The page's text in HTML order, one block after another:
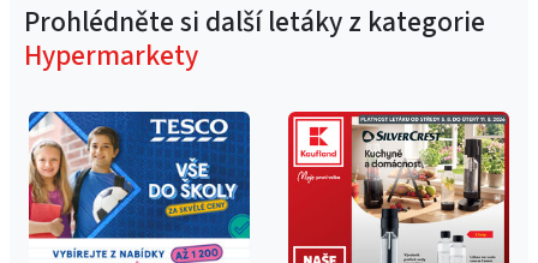
Prohlédněte si další letáky z kategorie
Hypermarkety